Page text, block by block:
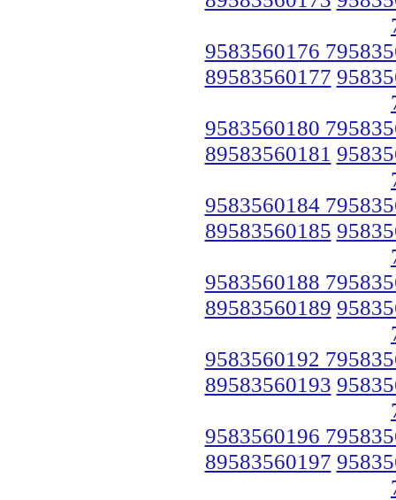
9583560176
89583560177
9583560180
89583560181
9583560184
89583560185
9583560188
89583560189
9583560192
89583560193
9583560196
89583560197